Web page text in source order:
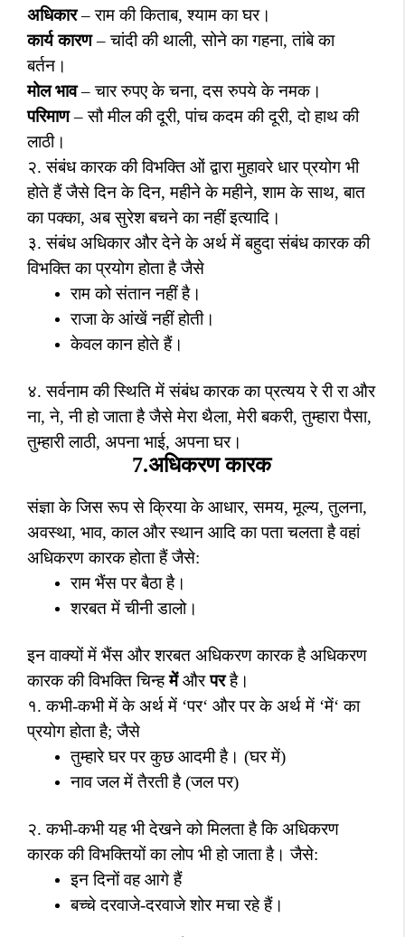
अधिकार–राम की किताब,श्याम का घर।
कार्य कारण–चांदी की थाली,सोने का गहना,तांबे का
बर्तन।
मोल भाव –चार रुपए के चना,दस रुपये के नमक।
परिमाण–सौ मील की दूरी,पांच कदम की दूरी,दो हाथ की
लाठी।
२. संबंध कारक की विभक्ति ओं द्वारा मुहावरे धार प्रयोग भी
होते हैं जैसे दिन के दिन,महीने के महीने,शाम के साथ,बात
का पक्का, अब सुरेश बचने का नहीं इत्यादि।
३. संबंध अधिकार और देने के अर्थ में बहुदा संबंध कारक की
विभक्ति का प्रयोग होता है जैसे
राम को संतान नहीं है।
राजा के आंखें नहीं होती।
केवल कान होते हैं।
४. सर्वनाम की स्थिति में संबंध कारक का प्रत्यय रे री रा और
ना,ने,नी हो जाता है जैसे मेरा थैला,मेरी बकरी,तुम्हारा पैसा,
तुम्हारी लाठी, अपना भाई, अपना घर।
7.अधिकरण कारक
संज्ञा के जिस रूप से क्रिया के आधार,समय,मूल्य,तुलना,
अवस्था, भाव,काल और स्थान आदि का पता चलता है वहां
अधिकरण कारक होता हैं जैसे:
राम भैंस पर बैठा है।
शरबत में चीनी डालो।
इन वाक्यों में भैंस और शरबत अधिकरण कारक है अधिकरण
कारक की विभक्ति चिन्ह में और पर है।
१. कभी-कभी में के अर्थ में ‘पर‘ और पर के अर्थ में ‘में‘का
प्रयोग होता है;जैसे
तुम्हारे घर पर कुछ आदमी है। (घर में)
नाव जल में तैरती है (जल पर)
२. कभी-कभी यह भी देखने को मिलता है कि अधिकरण
कारक की विभक्तियों का लोप भी हो जाता है। जैसे:
इन दिनों वह आगे हैं
बच्चे दरवाजे-दरवाजे शोर मचा रहे हैं।